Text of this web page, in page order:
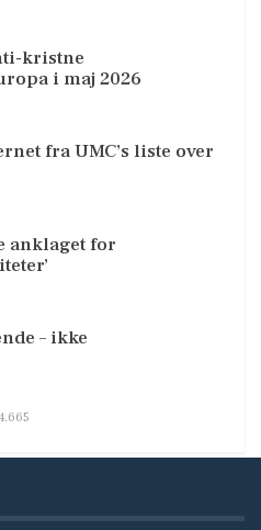
kristne
i maj 2026
fra UMC’s liste over
anklaget for
– ikke